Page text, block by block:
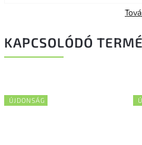
KAPCSOLÓDÓ
ÚJDONSÁG